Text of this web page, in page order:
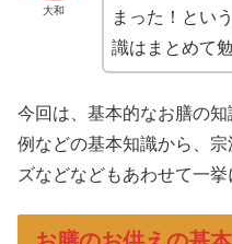
大和
まった！とい
識はまとめて
今回は、基本的なお膳の
例などの基本知識から、
ズなどなどもあわせて一挙